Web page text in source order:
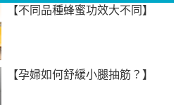
【不同品種蜂蜜功效大不同】
【孕婦如何舒緩小腿抽筋？】